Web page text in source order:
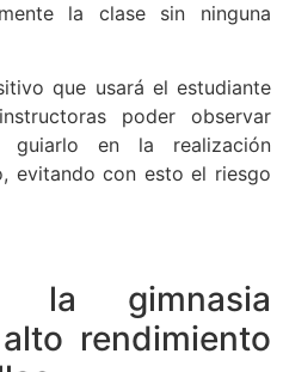
la clase sin ninguna
que usará el estudiante
poder observar
guiarlo en la realización
evitando con esto el riesgo
gimnasia
rendimiento